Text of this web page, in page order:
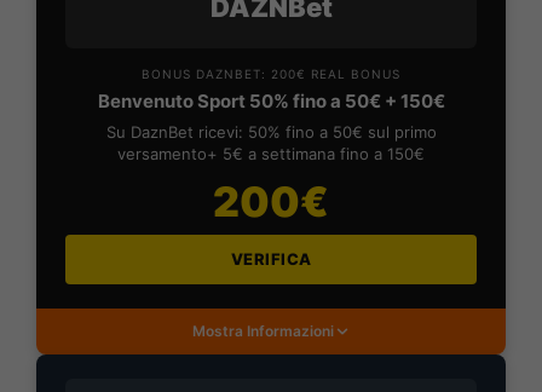
DAZNBet
BONUS DAZNBET: 200€ REAL BONUS
Benvenuto Sport 50% fino a 50€ + 150€
Su DaznBet ricevi: 50% fino a 50€ sul primo
versamento+ 5€ a settimana fino a 150€
200€
VERIFICA
Mostra Informazioni